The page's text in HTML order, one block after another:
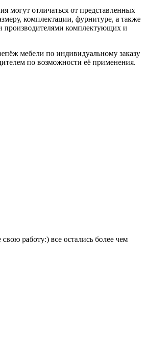
могут отличаться от представленных
комплектации, фурнитуре, а также
производителями комплектующих и
мебели по индивидуальному заказу
по возможности её применения.
работу:) все остались более чем